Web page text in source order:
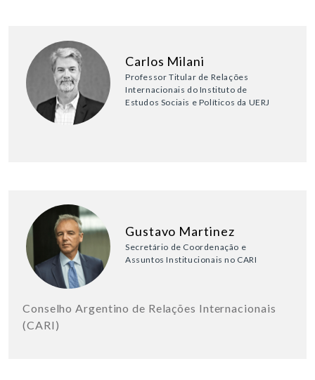
Carlos Milani
Professor Titular de Relações
Internacionais do Instituto de
Estudos Sociais e Políticos da UERJ
Gustavo Martinez
Secretário de Coordenação e
Assuntos Institucionais no CARI
Conselho Argentino de Relações Internacionais
(CARI)